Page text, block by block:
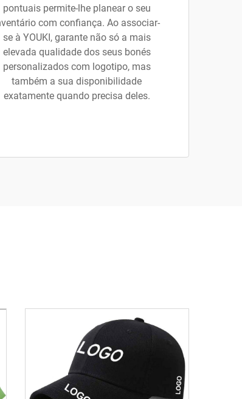
pontuais permite-lhe planear o seu
com confiança. Ao associar-
se à YOUKI, garante não só a mais
elevada qualidade dos seus bonés
personalizados com logotipo, mas
também a sua disponibilidade
exatamente quando precisa deles.